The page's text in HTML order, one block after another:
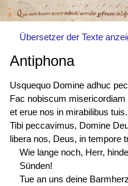
Übersetzer der Texte
Antiphona
Usquequo Domine adhuc
Fac nobiscum misericordiam
et erue nos in mirabilibus tuis.
Tibi peccavimus, Domine
libera nos, Deus, in tempore
Wie lange noch, Herr,
Sünden!
Tue an uns deine